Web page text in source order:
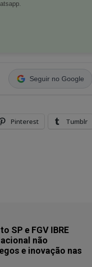
Seguir no Google
Pinterest Tumblr
SP e FGV IBRE
não
e inovação nas